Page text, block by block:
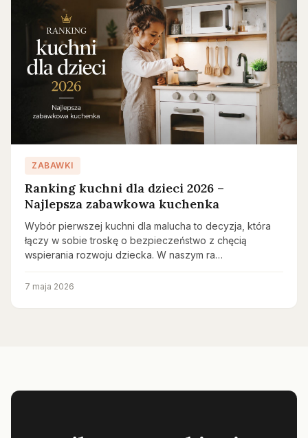
ZABAWKI
Ranking kuchni dla dzieci 2026 –
Najlepsza zabawkowa kuchenka
Wybór pierwszej kuchni dla malucha to decyzja, która
łączy w sobie troskę o bezpieczeństwo z chęcią
wspierania rozwoju dziecka. W naszym ra…
7 maja 2026